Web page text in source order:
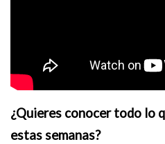
¿Quieres conocer todo lo
estas semanas?